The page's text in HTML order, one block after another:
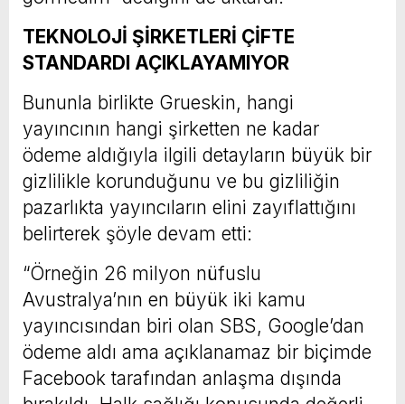
TEKNOLOJİ ŞİRKETLERİ ÇİFTE
STANDARDI AÇIKLAYAMIYOR
Bununla birlikte Grueskin, hangi
yayıncının hangi şirketten ne kadar
ödeme aldığıyla ilgili detayların büyük bir
gizlilikle korunduğunu ve bu gizliliğin
pazarlıkta yayıncıların elini zayıflattığını
belirterek şöyle devam etti:
“Örneğin 26 milyon nüfuslu
Avustralya’nın en büyük iki kamu
yayıncısından biri olan SBS, Google’dan
ödeme aldı ama açıklanamaz bir biçimde
Facebook tarafından anlaşma dışında